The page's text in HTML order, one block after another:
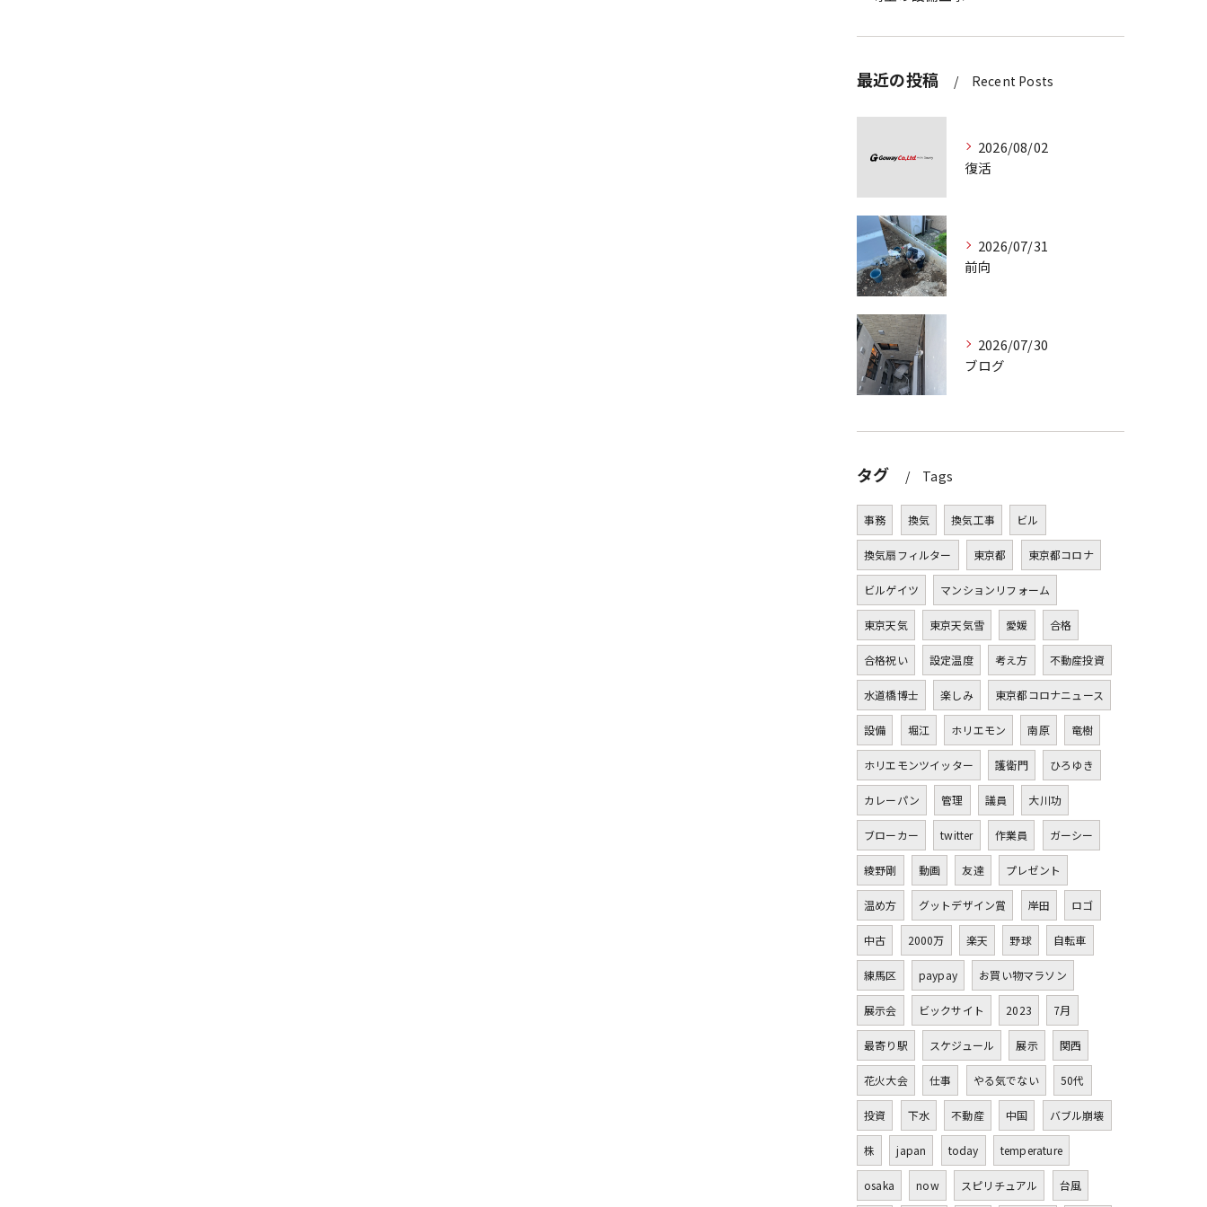
最近の投稿 Recent Posts
2026/08/02
復活
2026/07/31
前向
2026/07/30
ブログ
タグ Tags
事務 換気 換気工事 ビル
換気扇フィルター 東京都 東京都コロナ
ビルゲイツ マンションリフォーム
東京天気 東京天気雪 愛媛 合格
合格祝い 設定温度 考え方 不動産投資
水道橋博士 楽しみ 東京都コロナニュース
設備 堀江 ホリエモン 南原 竜樹
ホリエモンツイッター 護衛門 ひろゆき
カレーパン 管理 議員 大川功
ブローカー twitter 作業員 ガーシー
綾野剛 動画 友達 プレゼント
温め方 グットデザイン賞 岸田 ロゴ
中古 2000万 楽天 野球 自転車
練馬区 paypay お買い物マラソン
展示会 ビックサイト 2023 7月
最寄り駅 スケジュール 展示 関西
花火大会 仕事 やる気でない 50代
投資 下水 不動産 中国 バブル崩壊
株 japan today temperature
osaka now スピリチュアル 台風